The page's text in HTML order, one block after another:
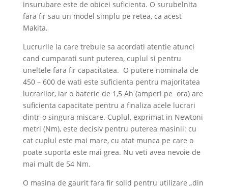
insurubare este de obicei suficienta. O surubelnita
fara fir sau un model simplu pe retea, ca acest
Makita.
Lucrurile la care trebuie sa acordati atentie atunci
cand cumparati sunt puterea, cuplul si pentru
uneltele fara fir capacitatea. O putere nominala de
450 – 600 de wati este suficienta pentru majoritatea
lucrarilor, iar o baterie de 1,5 Ah (amperi pe ora) are
suficienta capacitate pentru a finaliza acele lucrari
dintr-o singura miscare. Cuplul, exprimat in Newtoni
metri (Nm), este decisiv pentru puterea masinii: cu
cat cuplul este mai mare, cu atat munca pe care o
poate suporta este mai grea. Nu veti avea nevoie de
mai mult de 54 Nm.
O masina de gaurit fara fir solid pentru utilizare „din